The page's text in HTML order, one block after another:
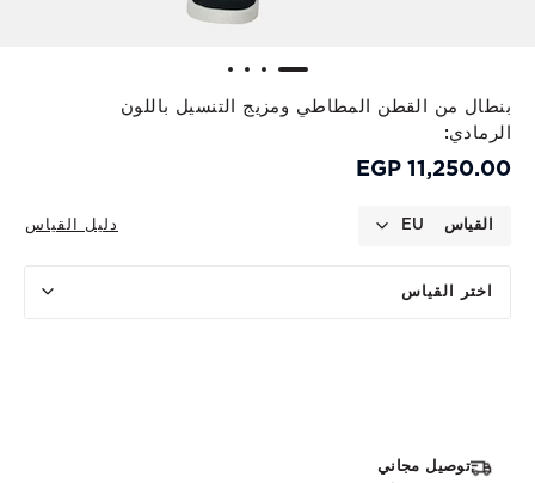
بنطال من القطن المطاطي ومزيج التنسيل باللون
الرمادي:
11,250.00 EGP
القياس EU دليل القياس
اختر القياس
توصيل مجاني